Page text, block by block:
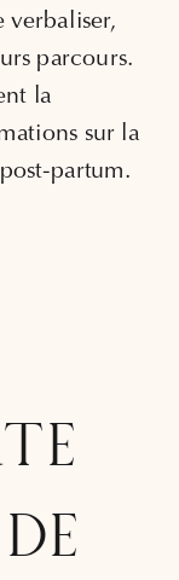
verbaliser,
parcours.
la
sur la
partum.